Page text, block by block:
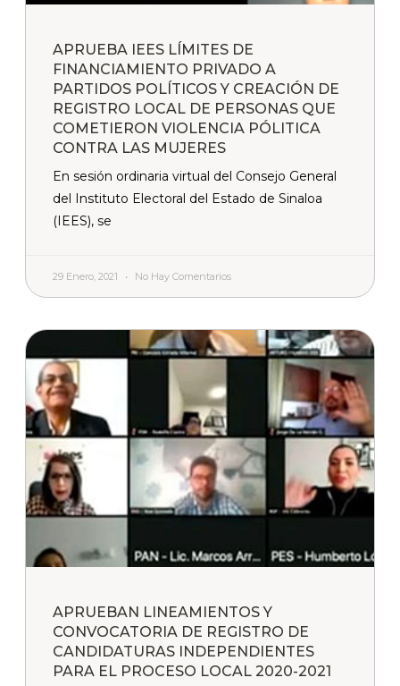
APRUEBA IEES LÍMITES DE
FINANCIAMIENTO PRIVADO A
PARTIDOS POLÍTICOS Y CREACIÓN DE
REGISTRO LOCAL DE PERSONAS QUE
COMETIERON VIOLENCIA PÓLITICA
CONTRA LAS MUJERES
En sesión ordinaria virtual del Consejo General
del Instituto Electoral del Estado de Sinaloa
(IEES), se
29 Enero, 2021 No Hay Comentarios
APRUEBAN LINEAMIENTOS Y
CONVOCATORIA DE REGISTRO DE
CANDIDATURAS INDEPENDIENTES
PARA EL PROCESO LOCAL 2020-2021